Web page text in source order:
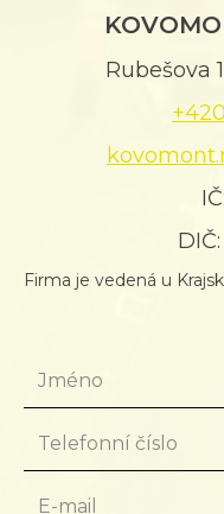
Rubešova
Firma je vedená u